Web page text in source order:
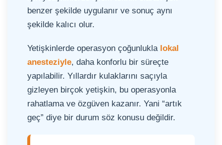
benzer şekilde uygulanır ve sonuç aynı
şekilde kalıcı olur.
Yetişkinlerde operasyon çoğunlukla lokal
anesteziyle, daha konforlu bir süreçte
yapılabilir. Yıllardır kulaklarını saçıyla
gizleyen birçok yetişkin, bu operasyonla
rahatlama ve özgüven kazanır. Yani “artık
geç” diye bir durum söz konusu değildir.